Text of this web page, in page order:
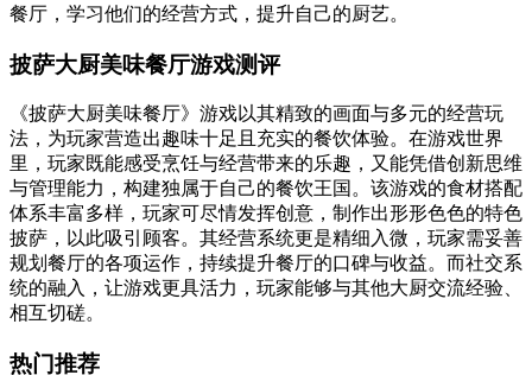
餐厅，学习他们的经营方式，提升自己的厨艺。
披萨大厨美味餐厅游戏测评
《披萨大厨美味餐厅》游戏以其精致的画面与多元的经营玩
法，为玩家营造出趣味十足且充实的餐饮体验。在游戏世界
里，玩家既能感受烹饪与经营带来的乐趣，又能凭借创新思维
与管理能力，构建独属于自己的餐饮王国。该游戏的食材搭配
体系丰富多样，玩家可尽情发挥创意，制作出形形色色的特色
披萨，以此吸引顾客。其经营系统更是精细入微，玩家需妥善
规划餐厅的各项运作，持续提升餐厅的口碑与收益。而社交系
统的融入，让游戏更具活力，玩家能够与其他大厨交流经验、
相互切磋。
热门推荐